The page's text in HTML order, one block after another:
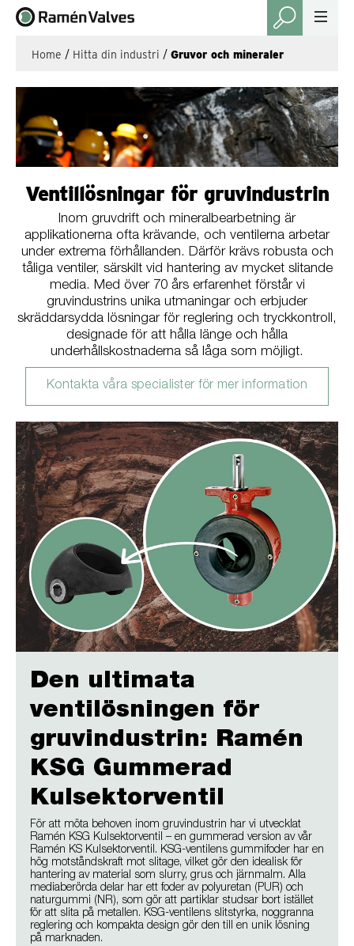
Home / Hitta din industri / Gruvor och mineraler
Ventillösningar för gruvindustrin
Inom gruvdrift och mineralbearbetning är
applikationerna ofta krävande, och ventilerna arbetar
under extrema förhållanden. Därför krävs robusta och
tåliga ventiler, särskilt vid hantering av mycket slitande
media. Med över 70 års erfarenhet förstår vi
gruvindustrins unika utmaningar och erbjuder
skräddarsydda lösningar för reglering och tryckkontroll,
designade för att hålla länge och hålla
underhållskostnaderna så låga som möjligt.
Kontakta våra specialister för mer information
Den ultimata
ventilösningen för
gruvindustrin: Ramén
KSG Gummerad
Kulsektorventil
För att möta behoven inom gruvindustrin har vi utvecklat
Ramén KSG Kulsektorventil – en gummerad version av vår
Ramén KS Kulsektorventil. KSG-ventilens gummifoder har en
hög motståndskraft mot slitage, vilket gör den idealisk för
hantering av material som slurry, grus och järnmalm. Alla
mediaberörda delar har ett foder av polyuretan (PUR) och
naturgummi (NR), som gör att partiklar studsar bort istället
för att slita på metallen. KSG-ventilens slitstyrka, noggranna
reglering och kompakta design gör den till en unik lösning
på marknaden.